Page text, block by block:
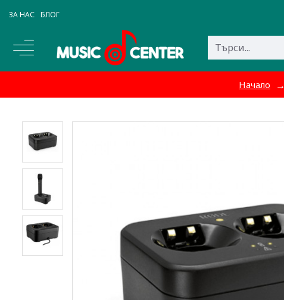
ЗА НАС БЛОГ
Начало